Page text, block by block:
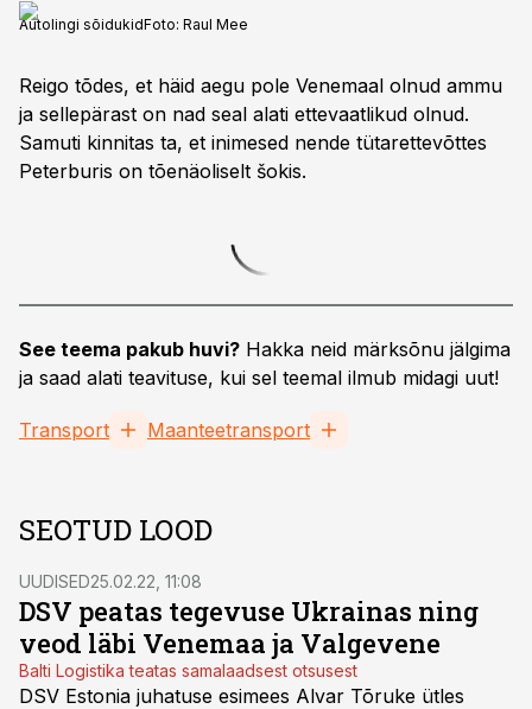
Autolingi sõidukidFoto: Raul Mee
Reigo tõdes, et häid aegu pole Venemaal olnud ammu
ja sellepärast on nad seal alati ettevaatlikud olnud.
Samuti kinnitas ta, et inimesed nende tütarettevõttes
Peterburis on tõenäoliselt šokis.
See teema pakub huvi? Hakka neid märksõnu jälgima
ja saad alati teavituse, kui sel teemal ilmub midagi uut!
Transport Maanteetransport
SEOTUD LOOD
UUDISED25.02.22, 11:08
DSV peatas tegevuse Ukrainas ning
veod läbi Venemaa ja Valgevene
Balti Logistika teatas samalaadsest otsusest
DSV Estonia juhatuse esimees Alvar Tõruke ütles